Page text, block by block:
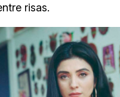
risas.